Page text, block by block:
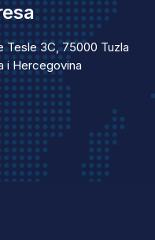
Tesle 3C, 75000 Tuzla
i Hercegovina